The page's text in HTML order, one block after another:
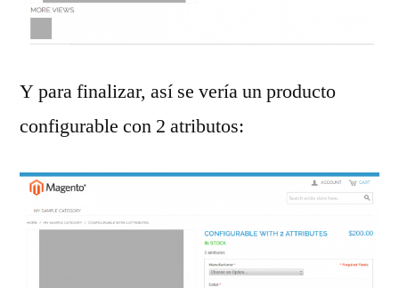
Y para finalizar, así se vería un producto
configurable con 2 atributos: